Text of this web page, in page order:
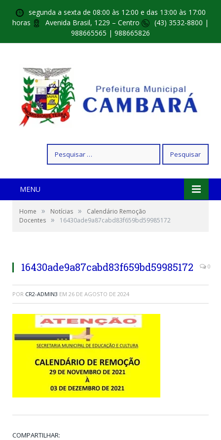
segunda a sexta de 08:00 às 12:00 e das 13:00 às 17:00
horas
Avenida Brasil, 1229 – Centro
(43) 3532-8800 |
988665565 | 988665826
por:
MENU
Home » Notícias »
Calendário Remoção
Docentes » 16430ade9a87cabd83f659bd59985172
16430ade9a87cabd83f659bd59985172 0
POR CR2-ADMIN3 EM 26 DE AGOSTO DE 2024
COMPARTILHAR: